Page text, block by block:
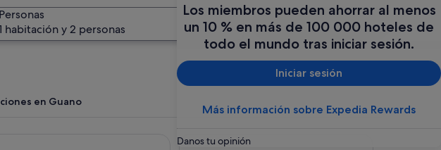
Los miembros pueden ahorrar al menos
un 10 % en más de 100 000 hoteles de
todo el mundo tras iniciar sesión.
Iniciar sesión
Más información sobre Expedia Rewards
Danos tu opinión
Personas
habitación y 2 personas
Buscar
en Guano
Volcán, Adventure SPA - formerly Luna Runtún
La Posada del Arte